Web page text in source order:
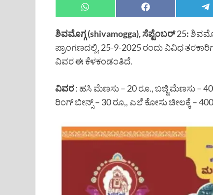
ಶಿವಮೊಗ್ಗ(shivamogga),ಸೆಪ್ಟೆಂಬರ್25:
ಪ್ರಾಂಗಣದಲ್ಲಿ, 25-9-2025 ರಂದು ವಿವಿಧ
ವಿವರ ಈ ಕೆಳಕಂಡಂತಿದೆ.
ವಿವರ: ಹಸಿ ಮೆಣಸು – 20 ರೂ., ಬಜ್ಜಿ ಮೆಣಸು –
ರಿಂಗ್ ಬೀನ್ಸ್ – 30 ರೂ,, ಎಲೆ ಕೋಸು ಚೀಲಕ್ಕೆ –